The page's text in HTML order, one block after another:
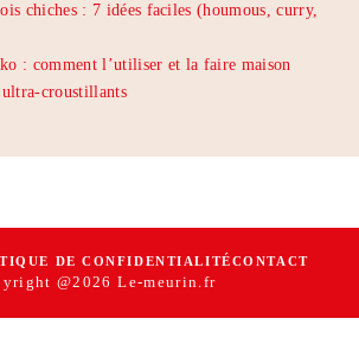
chiches : 7 idées faciles (houmous, curry,
: comment l’utiliser et la faire maison
croustillants
DE CONFIDENTIALITÉCONTACT
@2026 Le-meurin.fr